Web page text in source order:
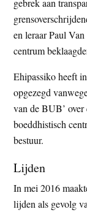
en leraar Paul
centrum
Ehipassiko heeft
opgezegd
van de BUB’
boeddhistisch
bestuur.
Lijden
In mei 2016
lijden als gevolg